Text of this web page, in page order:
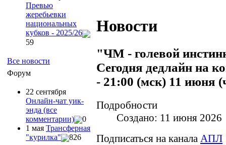
Превью
жеребьевки
национальных
кубков - 2025/26
59
Все новости
Форум
22 сентября
Онлайн-чат уик-
энда (все
комментарии)
0
1 мая Трансферная
"курилка"
826
Новости
"ЧМ - голевой
Сегодня дедлайн на
- 21:00 (мск) 11 июня
Подробности
Создано: 11 июня 2026
Подписаться на канала АПЛ